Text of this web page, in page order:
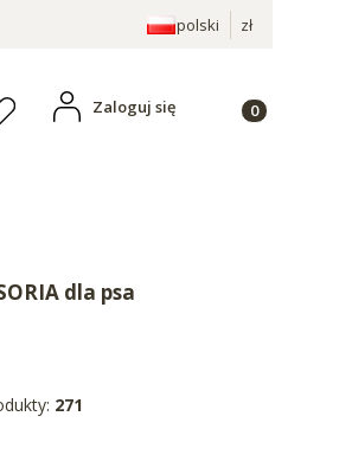
polski zł
Zaloguj się Produkty w
dla psa
271